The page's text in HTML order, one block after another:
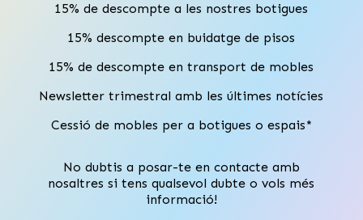
15% de descompte a les nostres botigues
15% descompte en buidatge de pisos
15% de descompte en transport de mobles
Newsletter trimestral amb les últimes notícies
Cessió de mobles per a botigues o espais*
No dubtis a posar-te en contacte amb
nosaltres si tens qualsevol dubte o vols més
informació!